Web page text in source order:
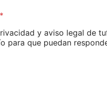
*
y aviso legal de
para que puedan